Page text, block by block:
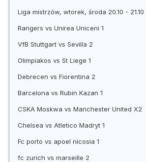
Liga mistrzów, wtorek, środa 20.10 - 21.10
Rangers vs Unirea Uniceni 1
VfB Stuttgart vs Sevilla 2
Olimpiakos vs St Liege 1
Debrecen vs Fiorentina 2
Barcelona vs Rubin Kazan 1
CSKA Moskwa vs Manchester United X2
Chelsea vs Atletico Madryt 1
Fc porto vs apoel nicosia 1
fc zurich vs marseille 2